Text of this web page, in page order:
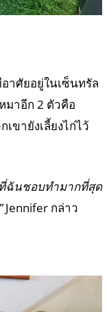
าศัยอยู่ในเซ็นทรัล
มาอีก 2 ตัวคือ
ขายังเลี้ยงไก่ไว้
ที่ฉันชอบทำมากที่สุด
Jennifer กล่าว